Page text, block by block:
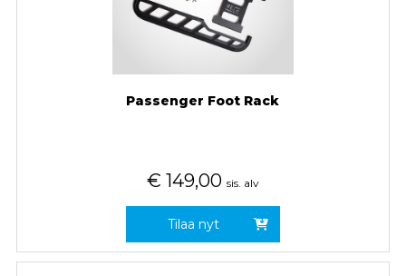
Passenger Foot Rack
€ 149,00 sis. alv
Tilaa nyt